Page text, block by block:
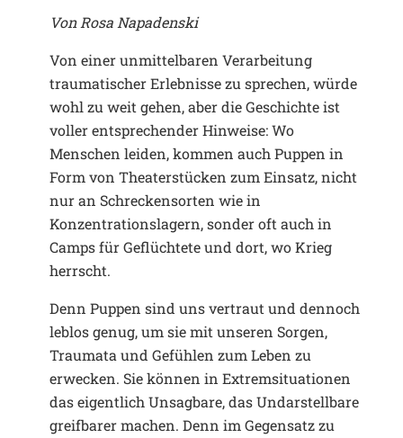
Von Rosa Napadenski
Von einer unmittelbaren Verarbeitung
traumatischer Erlebnisse zu sprechen, würde
wohl zu weit gehen, aber die Geschichte ist
voller entsprechender Hinweise: Wo
Menschen leiden, kommen auch Puppen in
Form von Theaterstücken zum Einsatz, nicht
nur an Schreckensorten wie in
Konzentrationslagern, sonder oft auch in
Camps für Geflüchtete und dort, wo Krieg
herrscht.
Denn Puppen sind uns vertraut und dennoch
leblos genug, um sie mit unseren Sorgen,
Traumata und Gefühlen zum Leben zu
erwecken. Sie können in Extremsituationen
das eigentlich Unsagbare, das Undarstellbare
greifbarer machen. Denn im Gegensatz zu